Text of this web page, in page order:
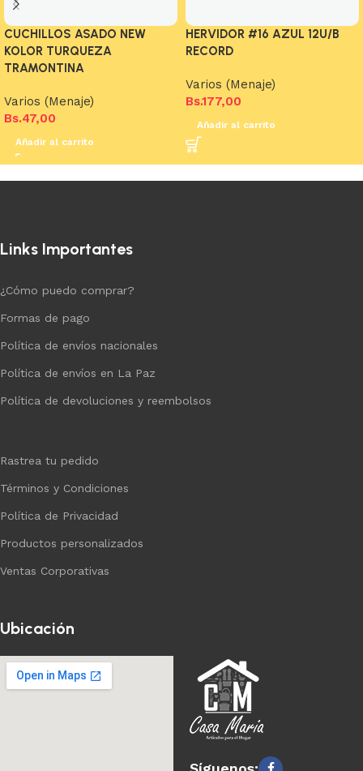
CUCHILLOS ASADO NEW
KOLOR TURQUEZA
TRAMONTINA
Varios (Menaje)
Bs.47,00
Añadir al carrito
HERVIDOR #16 AZUL 12U/B
RECORD
Varios (Menaje)
Bs.177,00
Añadir al carrito
Links Importantes
¿Cómo puedo comprar?
Formas de pago
Política de envíos nacionales
Política de envíos en La Paz
Política de devoluciones y reembolsos
Rastrea tu pedido
Términos y Condiciones
Política de Privacidad
Productos personalizados
Ventas Corporativas
Ubicación